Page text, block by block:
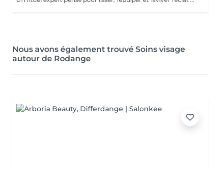
Nous avons également trouvé Soins visage
autour de Rodange